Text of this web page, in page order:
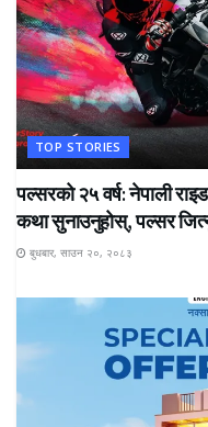
TOP STORIES
पल्सरको २५ वर्ष: नेपाली
कथा सुनाउनुहोस्, पल्सर
बुधबार, साउन २०, २०८३